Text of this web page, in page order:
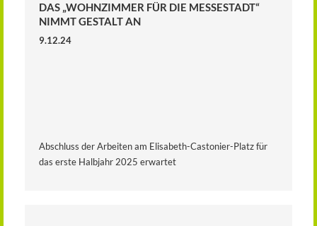
DAS „WOHNZIMMER FÜR DIE MESSESTADT“
NIMMT GESTALT AN
9.12.24
Abschluss der Arbeiten am Elisabeth-Castonier-Platz für
das erste Halbjahr 2025 erwartet